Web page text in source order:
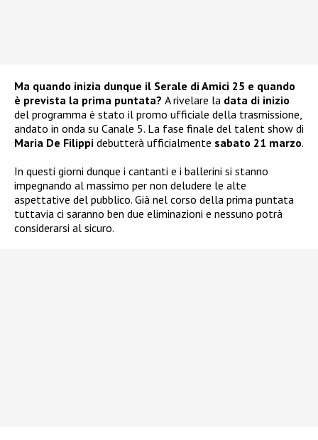
Ma quando inizia dunque il Serale di Amici 25 e quando
è prevista la prima puntata? A rivelare la data di inizio
del programma è stato il promo ufficiale della trasmissione,
andato in onda su Canale 5. La fase finale del talent show di
Maria De Filippi debutterà ufficialmente sabato 21 marzo.
In questi giorni dunque i cantanti e i ballerini si stanno
impegnando al massimo per non deludere le alte
aspettative del pubblico. Già nel corso della prima puntata
tuttavia ci saranno ben due eliminazioni e nessuno potrà
considerarsi al sicuro.